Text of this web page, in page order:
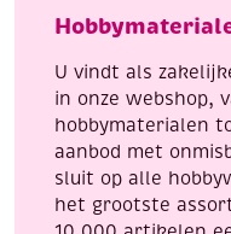
naturel
U vindt als
in onze webshop,
hobbymaterialen
aanbod met
sluit op alle
het grootste